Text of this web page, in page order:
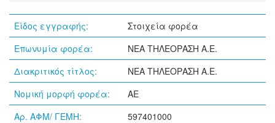
Είδος εγγραφής:
Στοιχεία φορέα
Επωνυμία φορέα:
NEA THΛΕΟΡΑΣΗ A.E.
Διακριτικός τίτλος:
NEA THΛΕΟΡΑΣΗ A.E.
Νομική μορφή φορέα:
ΑΕ
Αρ. ΑΦΜ/ ΓΕΜΗ:
597401000